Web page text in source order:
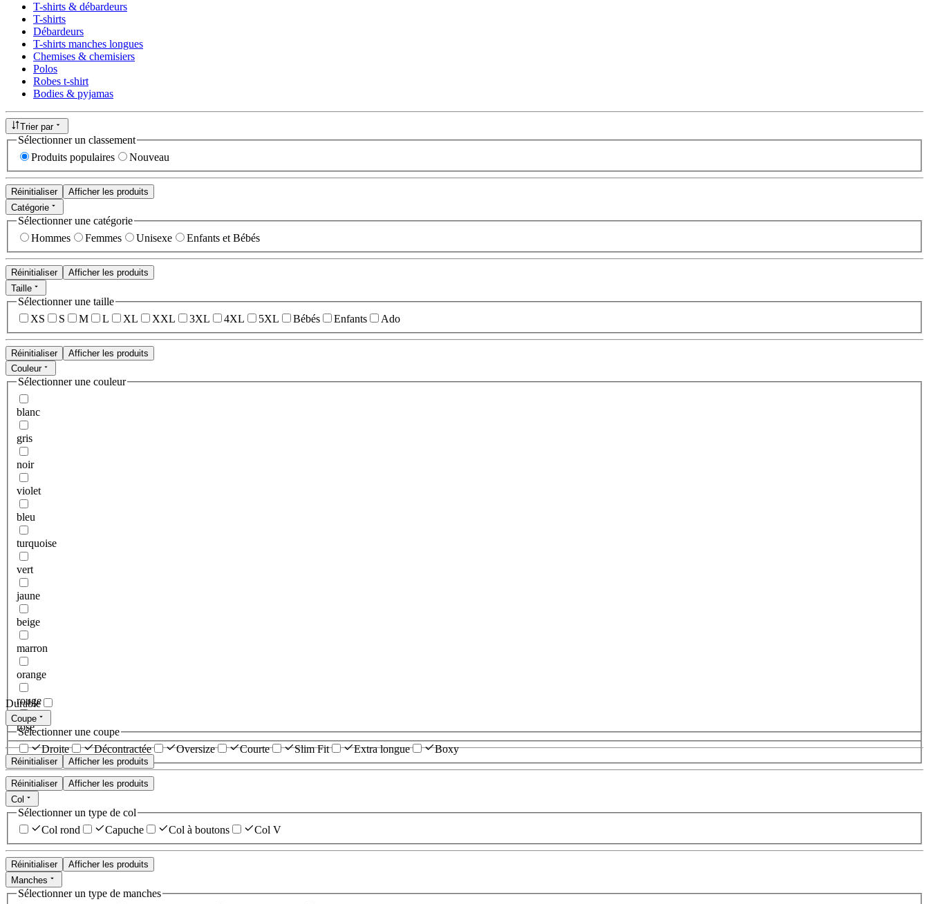
T-shirts & débardeurs
T-shirts
Débardeurs
T-shirts manches longues
Chemises & chemisiers
Polos
Robes t-shirt
Bodies & pyjamas
Trier par
Sélectionner un classement
Produits populaires
Nouveau
Réinitialiser
Afficher les produits
Catégorie
Sélectionner une catégorie
Hommes
Femmes Unisexe Enfants et Bébés
Réinitialiser
Afficher les produits
Taille
Sélectionner une taille
XS
S M L XL XXL 3XL 4XL 5XL Bébés Enfants Ado
Réinitialiser
Afficher les produits
Couleur
Sélectionner une couleur
blanc
gris
noir
violet
bleu
turquoise
vert
jaune
beige
marron
orange
rouge
rose
Réinitialiser Afficher les produits
Durable
Coupe
Sélectionner une coupe
Droite
Décontractée Oversize Courte Slim Fit Extra longue Boxy
Réinitialiser
Afficher les produits
Col
Sélectionner un type de col
Col rond
Capuche Col à boutons Col V
Réinitialiser
Afficher les produits
Manches
Sélectionner un type de manches